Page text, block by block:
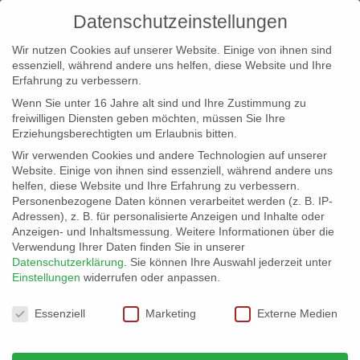
info@erfolgreich-events.de
+4940 46 777 230
Datenschutzeinstellungen
Wir nutzen Cookies auf unserer Website. Einige von ihnen sind
essenziell, während andere uns helfen, diese Website und Ihre
Erfahrung zu verbessern.
Wenn Sie unter 16 Jahre alt sind und Ihre Zustimmung zu
freiwilligen Diensten geben möchten, müssen Sie Ihre
Erziehungsberechtigten um Erlaubnis bitten.
Wir verwenden Cookies und andere Technologien auf unserer
Website. Einige von ihnen sind essenziell, während andere uns
helfen, diese Website und Ihre Erfahrung zu verbessern.
Personenbezogene Daten können verarbeitet werden (z. B. IP-
Adressen), z. B. für personalisierte Anzeigen und Inhalte oder
Anzeigen- und Inhaltsmessung. Weitere Informationen über die
Verwendung Ihrer Daten finden Sie in unserer
Datenschutzerklärung
Sie können Ihre Auswahl jederzeit unter
Einstellungen widerrufen oder anpassen.
Datenschutzeinstellungen
Essenziell Marketing Externe Medien